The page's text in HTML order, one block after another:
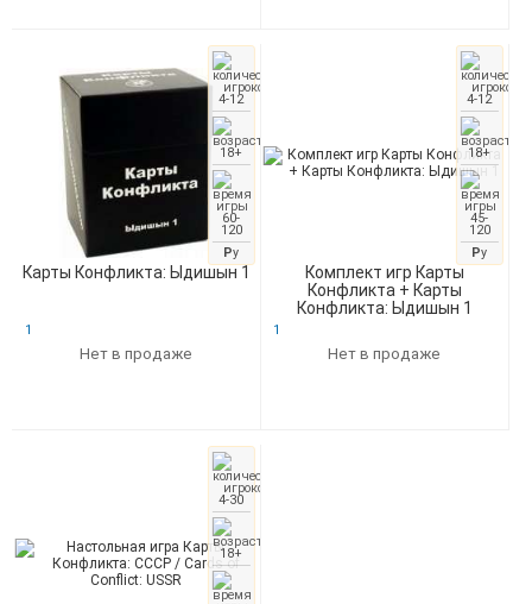
Карты Конфликта: Ыдишын 1
4-12
18+
60-
120
Ру
1
Нет в продаже
Комплект игр Карты
Конфликта + Карты
Конфликта: Ыдишын 1
4-12
18+
45-
120
Ру
1
Нет в продаже
4-30
18+